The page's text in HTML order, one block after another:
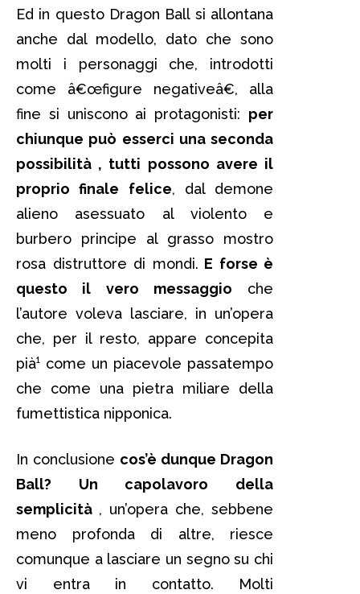
Ed in questo Dragon Ball si allontana
anche dal modello, dato che sono
molti i personaggi che, introdotti
come â€œfigure negativeâ€, alla
fine si uniscono ai protagonisti: per
chiunque può esserci una seconda
possibilità , tutti possono avere il
proprio finale felice, dal demone
alieno asessuato al violento e
burbero principe al grasso mostro
rosa distruttore di mondi. E forse è
questo il vero messaggio che
l’autore voleva lasciare, in un’opera
che, per il resto, appare concepita
pià¹ come un piacevole passatempo
che come una pietra miliare della
fumettistica nipponica.
In conclusione cos’è dunque Dragon
Ball? Un capolavoro della
semplicità , un’opera che, sebbene
meno profonda di altre, riesce
comunque a lasciare un segno su chi
vi entra in contatto. Molti